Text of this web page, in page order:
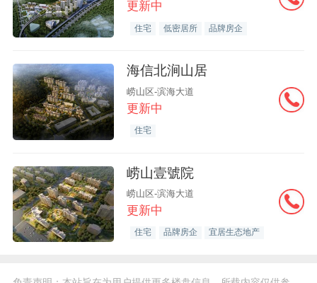
更新中
住宅 低密居所 品牌房企
海信北涧山居
崂山区-滨海大道
更新中
住宅
崂山壹號院
崂山区-滨海大道
更新中
住宅 品牌房企 宜居生态地产